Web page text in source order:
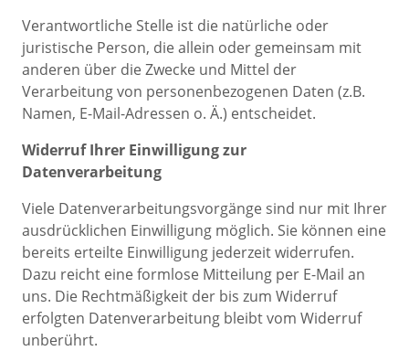
Verantwortliche Stelle ist die natürliche oder
juristische Person, die allein oder gemeinsam mit
anderen über die Zwecke und Mittel der
Verarbeitung von personenbezogenen Daten (z.B.
Namen, E-Mail-Adressen o. Ä.) entscheidet.
Widerruf Ihrer Einwilligung zur
Datenverarbeitung
Viele Datenverarbeitungsvorgänge sind nur mit Ihrer
ausdrücklichen Einwilligung möglich. Sie können eine
bereits erteilte Einwilligung jederzeit widerrufen.
Dazu reicht eine formlose Mitteilung per E-Mail an
uns. Die Rechtmäßigkeit der bis zum Widerruf
erfolgten Datenverarbeitung bleibt vom Widerruf
unberührt.